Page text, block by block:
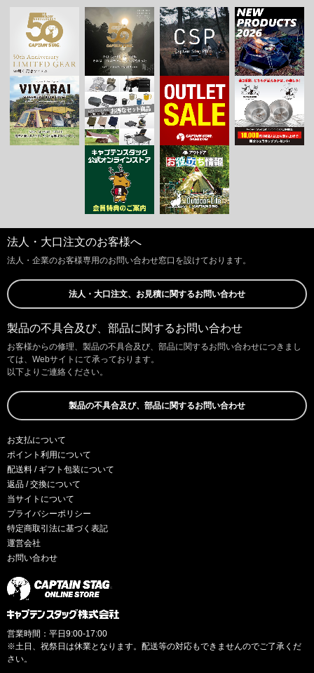
法人・大口注文のお客様へ
法人・企業のお客様専用のお問い合わせ窓口を設けております。
法人・大口注文、お見積に関するお問い合わせ
製品の不具合及び、部品に関するお問い合わせ
お客様からの修理、製品の不具合及び、部品に関するお問い合わせにつきまし
ては、Webサイトにて承っております。
以下よりご連絡ください。
製品の不具合及び、部品に関するお問い合わせ
お支払について
ポイント利用について
配送料 / ギフト包装について
返品 / 交換について
当サイトについて
プライバシーポリシー
特定商取引法に基づく表記
運営会社
お問い合わせ
営業時間：平日9:00-17:00
※土日、祝祭日は休業となります。配送等の対応もできませんのでご了承くだ
さい。